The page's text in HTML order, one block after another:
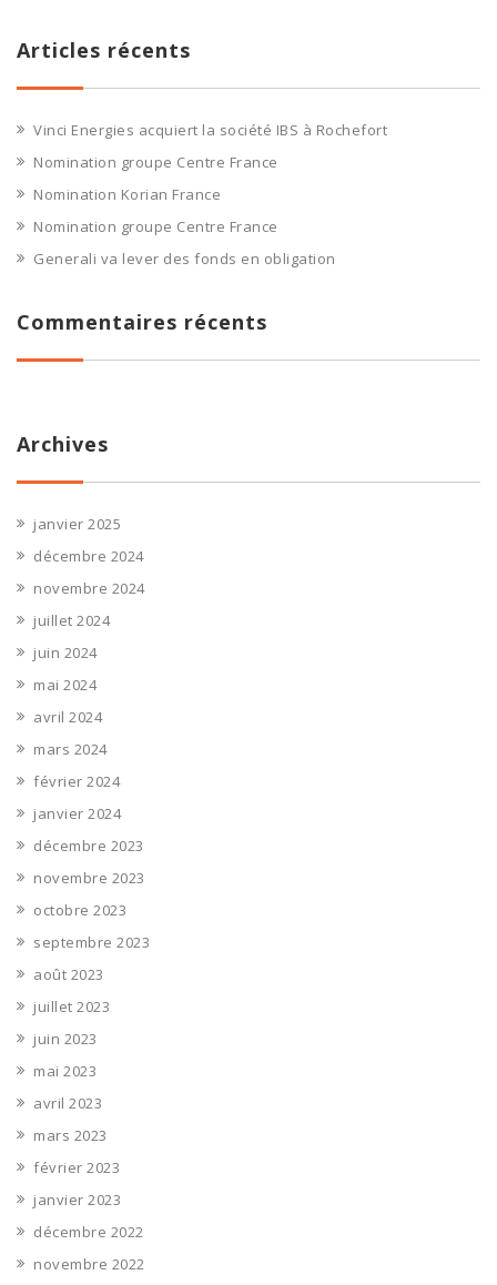
Articles récents
Vinci Energies acquiert la société IBS à Rochefort
Nomination groupe Centre France
Nomination Korian France
Nomination groupe Centre France
Generali va lever des fonds en obligation
Commentaires récents
Archives
janvier 2025
décembre 2024
novembre 2024
juillet 2024
juin 2024
mai 2024
avril 2024
mars 2024
février 2024
janvier 2024
décembre 2023
novembre 2023
octobre 2023
septembre 2023
août 2023
juillet 2023
juin 2023
mai 2023
avril 2023
mars 2023
février 2023
janvier 2023
décembre 2022
novembre 2022